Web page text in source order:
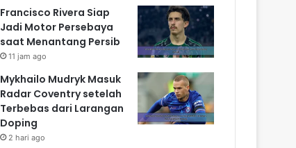
Francisco Rivera Siap
Jadi Motor Persebaya
saat Menantang Persib
11 jam ago
Mykhailo Mudryk Masuk
Radar Coventry setelah
Terbebas dari Larangan
Doping
2 hari ago